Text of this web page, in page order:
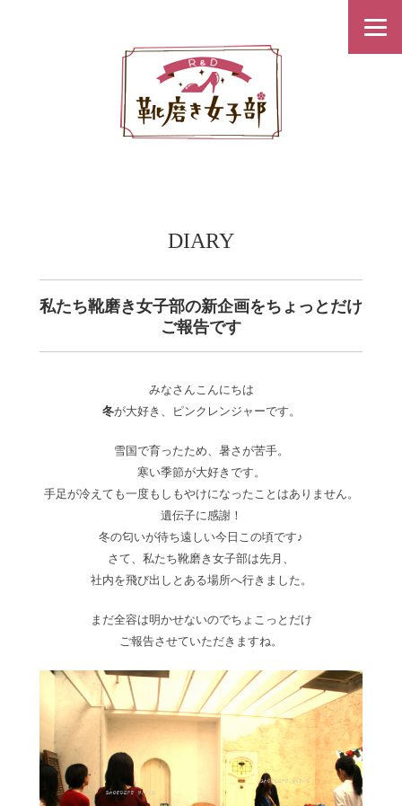
DIARY
私たち靴磨き女子部の新企画をちょっとだけ
ご報告です
みなさんこんにちは
冬が大好き、ピンクレンジャーです。
雪国で育ったため、暑さが苦手。
寒い季節が大好きです。
手足が冷えても一度もしもやけになったことはありません。
遺伝子に感謝！
冬の匂いが待ち遠しい今日この頃です♪
さて、私たち靴磨き女子部は先月、
社内を飛び出しとある場所へ行きました。
まだ全容は明かせないのでちょこっとだけ
ご報告させていただきますね。